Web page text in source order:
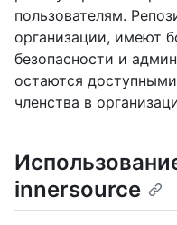
пользователям.
организации, имеют
безопасности и
остаются
членства в
innersource